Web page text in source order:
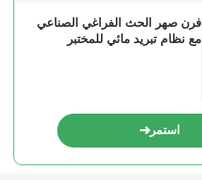
sessions. Highly r
فرن صهر الحث الفراغي الصناعي
مع نظام تبريد مائي للمختبر
استمر